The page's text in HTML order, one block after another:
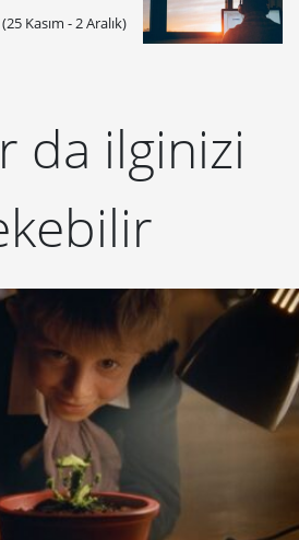
Kasım - 2 Aralık)
da ilginizi